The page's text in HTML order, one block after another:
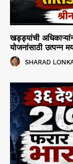
खड्ड्यांची
योजनांसाठी उत्पन्न
SHARAD